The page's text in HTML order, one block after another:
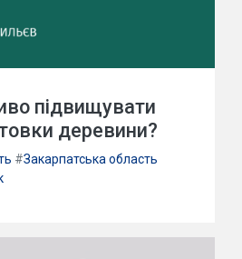
підвищувати
деревини?
#Закарпатська область